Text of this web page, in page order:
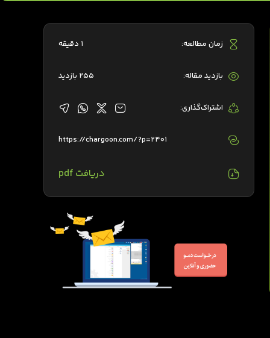
زمان مطالعه: 1 دقیقه
بازدید مقاله: 255 بازدید
اشتراک‌گذاری:
https://chargoon.com/?p=2401
دریافت pdf